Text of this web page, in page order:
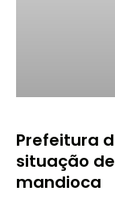
Prefeitura
situação
mandioca